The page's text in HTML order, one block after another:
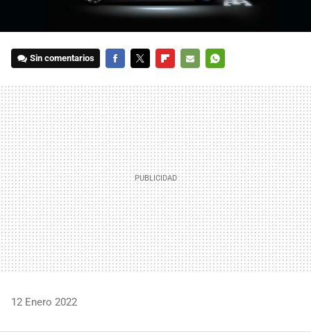
Sin comentarios
MAIL
12 Enero 2022